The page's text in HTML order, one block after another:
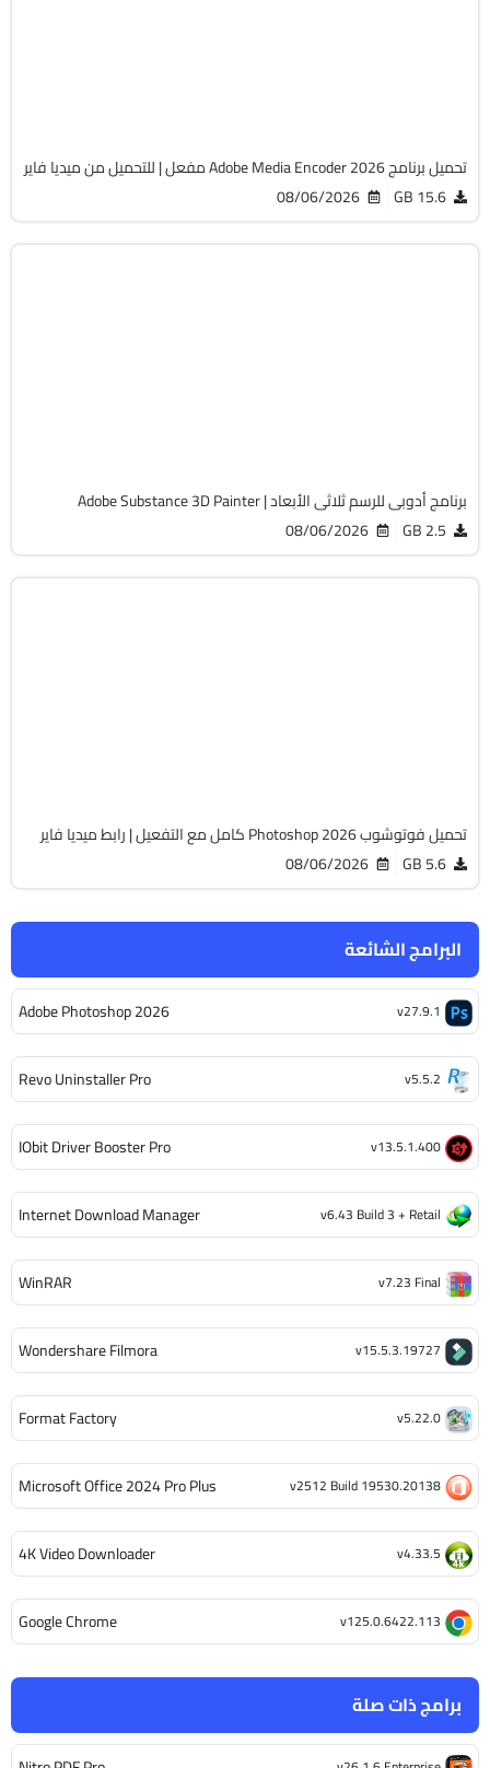
برامج ذات صلة
البرامج الشائعة
Adobe Photoshop 2026 v27.9.1
Revo Uninstaller Pro v5.5.2
IObit Driver Booster Pro v13.5.1.400
Internet Download Manager v6.43 Build 3 + Retail
WinRAR v7.23 Final
Wondershare Filmora v15.5.3.19727
Format Factory v5.22.0
Microsoft Office 2024 Pro Plus v2512 Build 19530.20138
4K Video Downloader v4.33.5
Google Chrome v125.0.6422.113
تحميل برنامج Adobe Media Encoder 2026 مفعل | للتحميل من ميديا فاير
15.6 GB
08/06/2026
برنامج أدوبى للرسم ثلاثى الأبعاد | Adobe Substance 3D Painter
2.5 GB
08/06/2026
تحميل فوتوشوب Photoshop 2026 كامل مع التفعيل | رابط ميديا فاير
5.6 GB
08/06/2026